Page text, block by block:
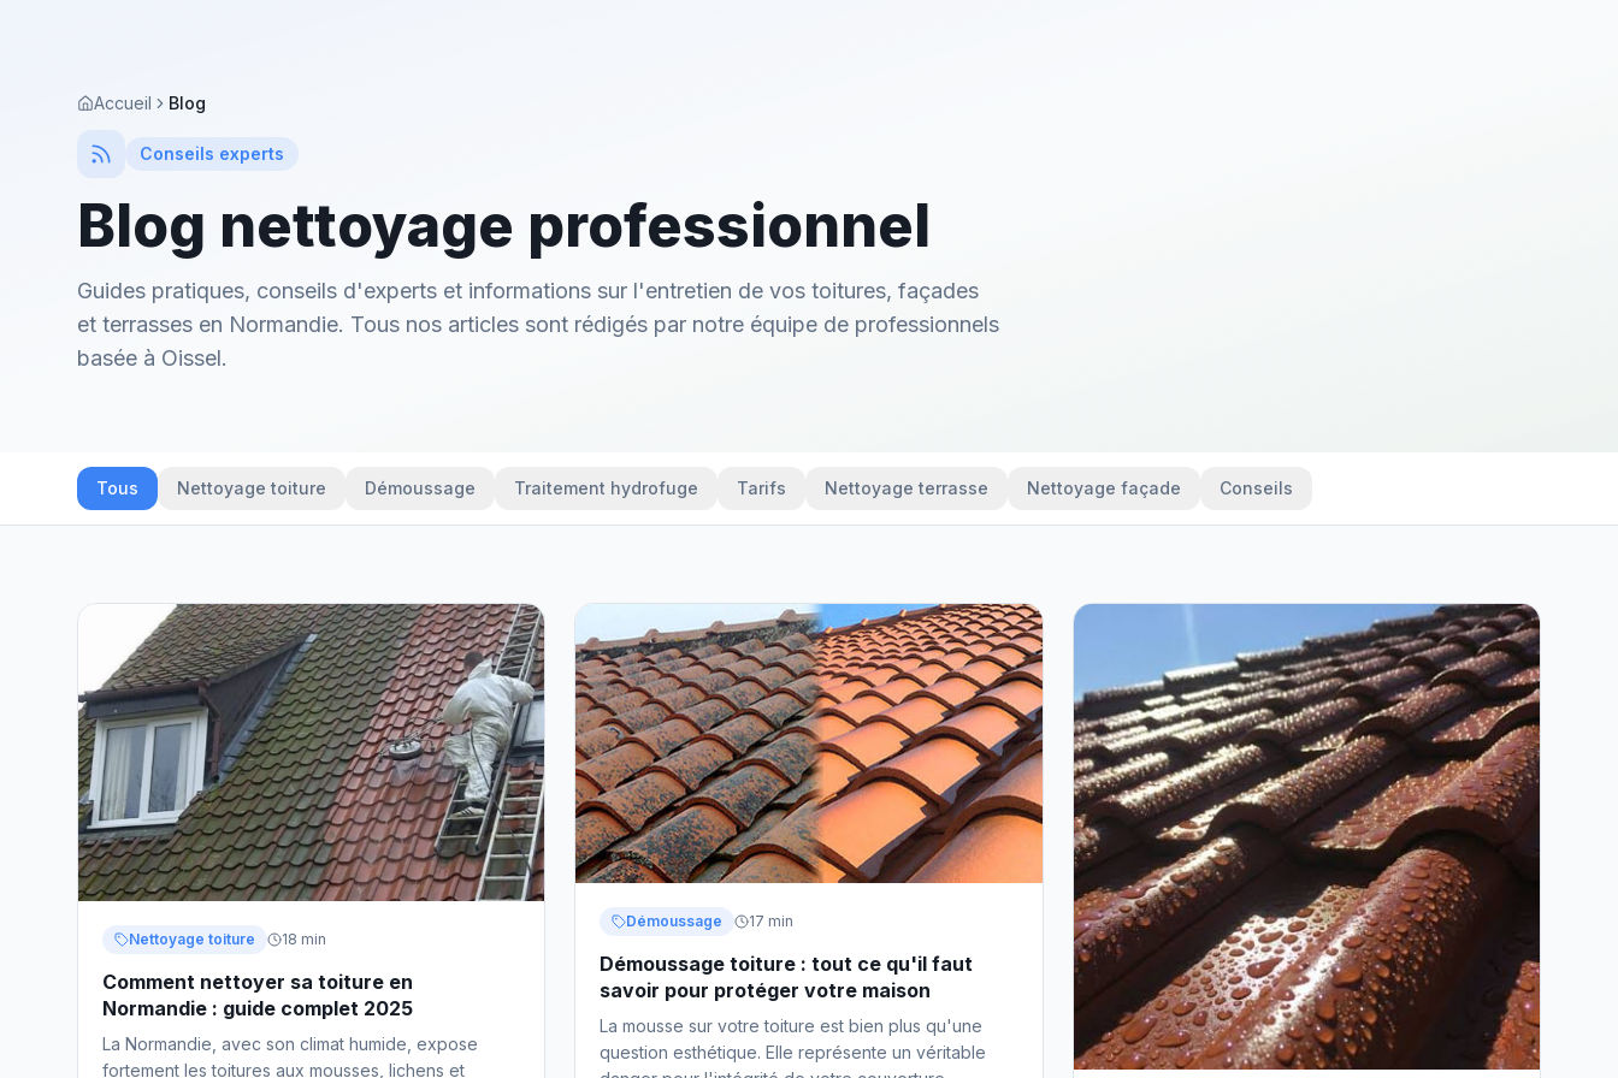
Accueil Blog
Conseils experts
Blog nettoyage professionnel
Guides pratiques, conseils d'experts et informations sur l'entretien de vos toitures, façades
et terrasses en Normandie. Tous nos articles sont rédigés par notre équipe de professionnels
basée à Oissel.
Tous Nettoyage toiture Démoussage Traitement hydrofuge Tarifs Nettoyage terrasse Nettoyage façade Conseils
Nettoyage toiture 18 min
Comment nettoyer sa toiture en
Normandie : guide complet 2025
La Normandie, avec son climat humide, expose
fortement les toitures aux mousses, lichens et
Démoussage 17 min
Démoussage toiture : tout ce qu'il faut
savoir pour protéger votre maison
La mousse sur votre toiture est bien plus qu'une
question esthétique. Elle représente un véritable